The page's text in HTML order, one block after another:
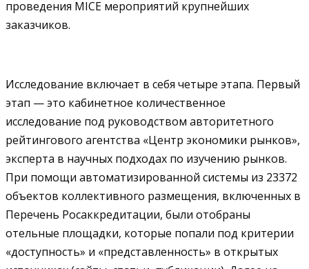
проведения MICE мероприятий крупнейших
заказчиков.
Исследование включает в себя четыре этапа. Первый
этап — это кабинетное количественное
исследование под руководством авторитетного
рейтингового агентства «Центр экономики рынков»,
эксперта в научных подходах по изучению рынков.
При помощи автоматизированной системы из 23372
объектов коллективного размещения, включенных в
Перечень Росаккредитации, были отобраны
отельные площадки, которые попали под критерии
«доступность» и «представленность» в открытых